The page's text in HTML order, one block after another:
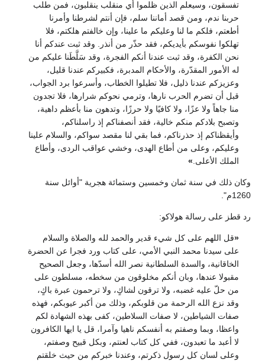
تفسقون، وسيعلم الذين ظلموا أي منقلب ينقلبون، فمن طلب
حربنا ندم، ومن قصد أماننا سلم، فإن أنتم لشرطنا وأمرنا
أطعتم، فلكم ما لنا وعليكم ما علينا، وإن خالفتم هلكتم، فلا
تهلكوا نفوسكم بأيديكم، فقد حذّر من أنذر. وقد ثبت عندكم أنا
نحن الكفرة، وقد ثبت عندنا أنكم الفجرة، وقد سَلَّطَنا عليكم من
له الأمور المقدّرة، والأحكام المدبرة، فكبيركم عندنا قليل،
وعزيزكم عندنا ذليل، فلا تطيلوا الخطاب، وأسرعوا برد الجواب،
قبل أن تضرم الحرب نارها، وترمي نحوكم شرارها، فلا تجدون
منا جاهاً ولا عزًا، ولا كافيًا ولا حرزًا، وتدهون منا بأعظم داهية،
وتصبح بلادكم منكم خالية، فقد أنصفناكم إذ راسلناكم،
وأيقظناكم إذ حذرناكم، فما بقي لنا مقصد سواكم، والسلام علينا
وعليكم، وعلى من أطاع الهدى، وخشي عواقب الردى، وأطاع
الملك الأعلى. »
وكان ذلك في سنة ثمان وخمسين وستمائة هجرية "أوائل سنة
1260م".
رد قطز على رسالة هولاكو:
«قل اللهم على كل شيء قدير والحمد لله والصلاة والسلام
على سيدنا محمد النبي الأمي، على كتاب ورد فجرا عن الحضرة
الخاقانية، والسدة السلطانية نصر الله أسدّها، وجعل الصحيح
مقبولا عندها، وبان أنكم مخلوقون من سخطه، مسلطون على
من حلّ عليه غضبه، ولا ترقون لشاكٍ، ولا ترحمون عبرة باكٍ،
وقد نزع الله الرحمة من قلوبكم، وذلك من أكبر عيوبكم، فهذه
صفات الشياطين، لا صفات السلاطين، كفى بهذه الشهادة لكم
واعظا، وبما وصفتم به أنفسكم ناهيا وآمرا، قل يا ايها الكافرون
لا أعبد ما تعبدون، ففي كل كتاب لعنتم، وبكل قبيح وصفتم،
وعلى لسان كل رسول ذكرتم، وعندنا خبركم من حيث خلقتم